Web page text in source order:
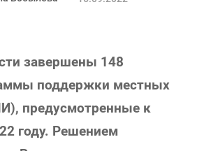
завершены 148
поддержки местных
предусмотренные к
году. Решением